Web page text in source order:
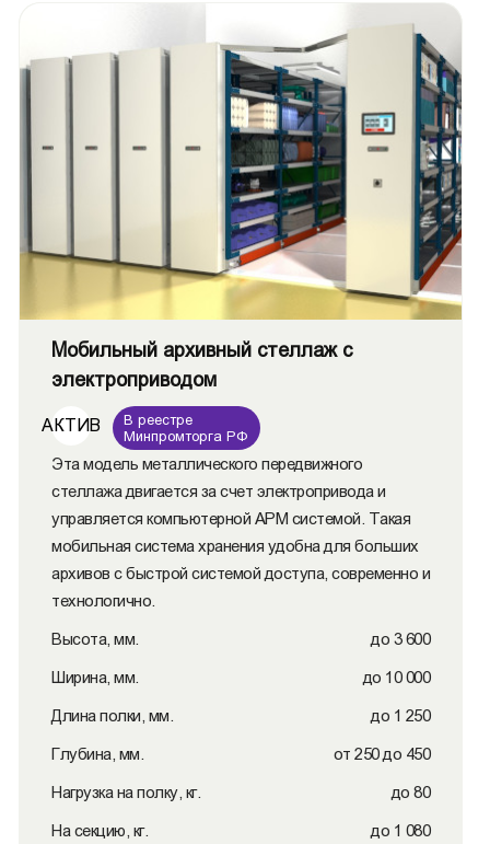
Мобильный архивный стеллаж с
электроприводом
АКТИВ
В реестре
Минпромторга РФ
Эта модель металлического передвижного
стеллажа двигается за счет электропривода и
управляется компьютерной АРМ системой. Такая
мобильная система хранения удобна для больших
архивов с быстрой системой доступа, современно и
технологично.
Высота, мм. до 3 600
Ширина, мм. до 10 000
Длина полки, мм. до 1 250
Глубина, мм. от 250 до 450
Нагрузка на полку, кг. до 80
На секцию, кг. до 1 080